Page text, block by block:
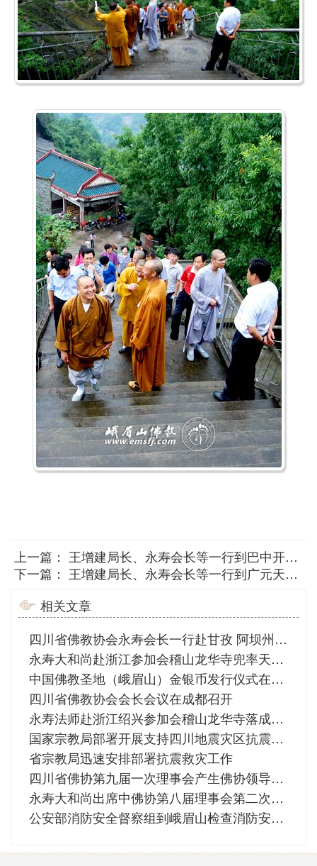
上一篇： 王增建局长、永寿会长等一行到巴中开展济困助学活动
下一篇： 王增建局长、永寿会长等一行到广元天台山梵天寺、佛光寺指导灾后重建工作
相关文章
四川省佛教协会永寿会长一行赴甘孜 阿坝州调研
永寿大和尚赴浙江参加会稽山龙华寺兜率天宫天冠弥勒佛像开光法会
中国佛教圣地（峨眉山）金银币发行仪式在峨眉山大佛禅院举行
四川省佛教协会会长会议在成都召开
永寿法师赴浙江绍兴参加会稽山龙华寺落成暨佛像开光庆典法会
国家宗教局部署开展支持四川地震灾区抗震救灾工作
省宗教局迅速安排部署抗震救灾工作
四川省佛协第九届一次理事会产生佛协领导机构 永寿法师当选为省佛教协会会长
永寿大和尚出席中佛协第八届理事会第二次常务理事会会议
公安部消防安全督察组到峨眉山检查消防安保工作